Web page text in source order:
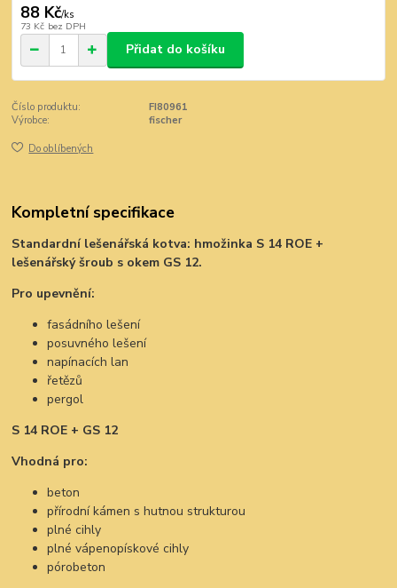
88 Kč/ks
73 Kč bez DPH
Přidat do košíku
Číslo produktu:
FI80961
Výrobce:
fischer
Do oblíbených
Kompletní specifikace
Standardní lešenářská kotva: hmožinka S 14 ROE +
lešenářský šroub s okem GS 12.
Pro upevnění:
fasádního lešení
posuvného lešení
napínacích lan
řetězů
pergol
S 14 ROE + GS 12
Vhodná pro:
beton
přírodní kámen s hutnou strukturou
plné cihly
plné vápenopískové cihly
pórobeton